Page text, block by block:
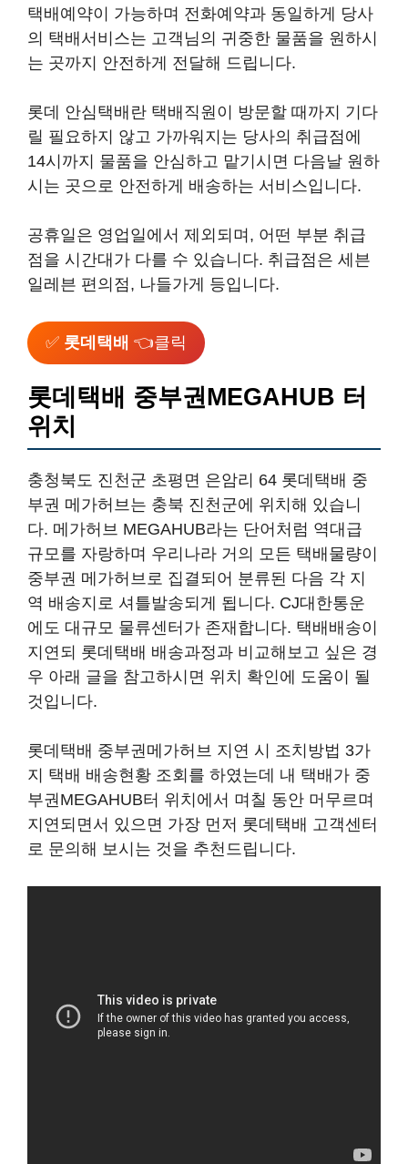
택배예약이 가능하며 전화예약과 동일하게 당사
의 택배서비스는 고객님의 귀중한 물품을 원하시
는 곳까지 안전하게 전달해 드립니다.
롯데 안심택배란 택배직원이 방문할 때까지 기다
릴 필요하지 않고 가까워지는 당사의 취급점에
14시까지 물품을 안심하고 맡기시면 다음날 원하
시는 곳으로 안전하게 배송하는 서비스입니다.
공휴일은 영업일에서 제외되며, 어떤 부분 취급
점을 시간대가 다를 수 있습니다. 취급점은 세븐
일레븐 편의점, 나들가게 등입니다.
✅ 롯데택배 👈클릭
롯데택배 중부권MEGAHUB 터
위치
충청북도 진천군 초평면 은암리 64 롯데택배 중
부권 메가허브는 충북 진천군에 위치해 있습니
다. 메가허브 MEGAHUB라는 단어처럼 역대급
규모를 자랑하며 우리나라 거의 모든 택배물량이
중부권 메가허브로 집결되어 분류된 다음 각 지
역 배송지로 셔틀발송되게 됩니다. CJ대한통운
에도 대규모 물류센터가 존재합니다. 택배배송이
지연되 롯데택배 배송과정과 비교해보고 싶은 경
우 아래 글을 참고하시면 위치 확인에 도움이 될
것입니다.
롯데택배 중부권메가허브 지연 시 조치방법 3가
지 택배 배송현황 조회를 하였는데 내 택배가 중
부권MEGAHUB터 위치에서 며칠 동안 머무르며
지연되면서 있으면 가장 먼저 롯데택배 고객센터
로 문의해 보시는 것을 추천드립니다.